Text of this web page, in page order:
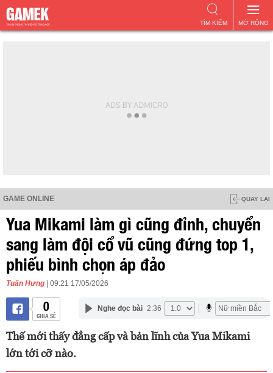
MỞ RỘNG
TÌM KIẾM
GAME ONLINE QUAY LẠI
Yua Mikami làm gì cũng đỉnh, chuyển
sang làm đội cổ vũ cũng đứng top 1,
phiếu bình chọn áp đảo
Tuấn Hưng | 09:21 17/05/2026
0
CHIA SẺ
Nghe đọc bài 2:36
Thế mới thấy đẳng cấp và bản lĩnh của Yua Mikami
lớn tới cỡ nào.